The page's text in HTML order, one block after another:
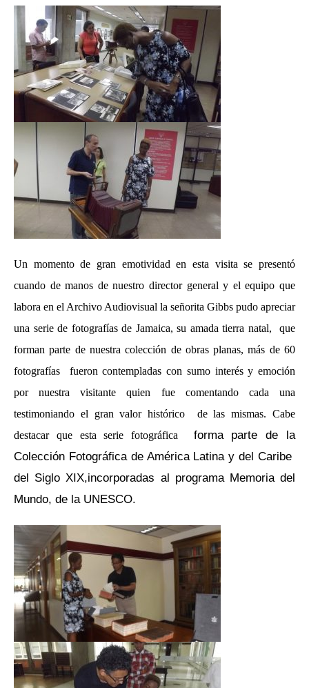
Un momento de gran emotividad en esta visita se presentó
cuando de manos de nuestro director general y el equipo que
labora en el Archivo Audiovisual la señorita Gibbs pudo apreciar
una serie de fotografías de Jamaica, su amada tierra natal, que
forman parte de nuestra colección de obras planas, más de 60
fotografías fueron contempladas con sumo interés y emoción
por nuestra visitante quien fue comentando cada una
testimoniando el gran valor histórico de las mismas. Cabe
destacar que esta serie fotográfica
forma parte de la
Colección Fotográfica de América Latina y del Caribe
del Siglo XIX,incorporadas al programa Memoria del
Mundo, de la UNESCO.